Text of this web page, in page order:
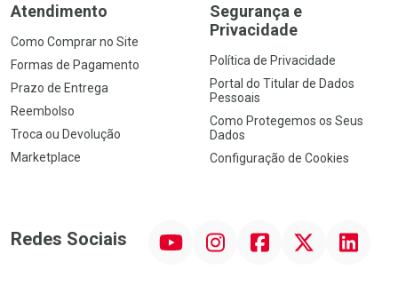
Atendimento
Como Comprar no Site
Formas de Pagamento
Prazo de Entrega
Reembolso
Troca ou Devolução
Marketplace
Segurança e
Privacidade
Política de Privacidade
Portal do Titular de Dados
Pessoais
Como Protegemos os Seus
Dados
Configuração de Cookies
Redes Sociais InstagramFacebook Linkedin